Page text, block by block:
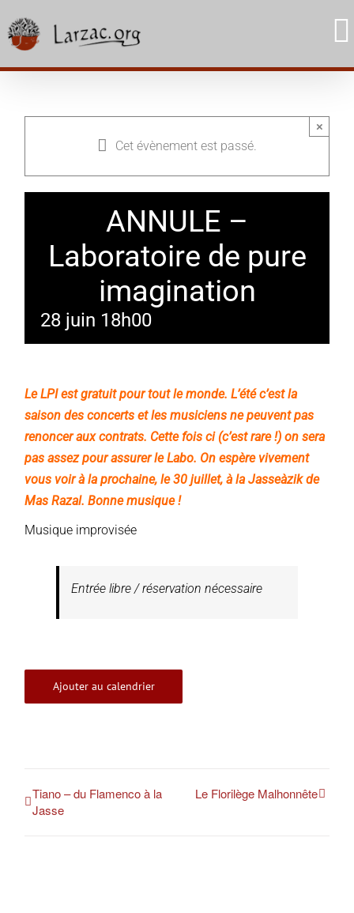
to
content
Cet évènement est passé.
×
ANNULE –
Laboratoire de pure
imagination
28 juin 18h00
Le LPI est gratuit pour tout le monde. L’été c’est la
saison des concerts et les musiciens ne peuvent pas
renoncer aux contrats. Cette fois ci (c’est rare !) on sera
pas assez pour assurer le Labo. On espère vivement
vous voir à la prochaine, le 30 juillet, à la Jasseàzik de
Mas Razal. Bonne musique !
Musique improvisée
Entrée libre / réservation nécessaire
Ajouter au calendrier
Tiano – du Flamenco à la
Jasse
Le Florilège Malhonnête